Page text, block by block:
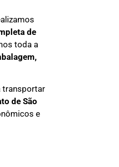
de
toda a
transportar
de São
e